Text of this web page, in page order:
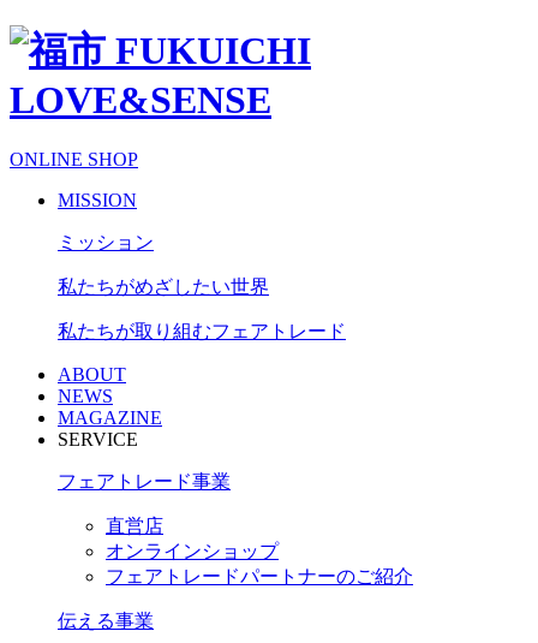
ONLINE SHOP
MISSION
ミッション
私たちがめざしたい世界
私たちが取り組むフェアトレード
ABOUT
NEWS
MAGAZINE
SERVICE
フェアトレード事業
直営店
オンラインショップ
フェアトレードパートナーのご紹介
伝える事業